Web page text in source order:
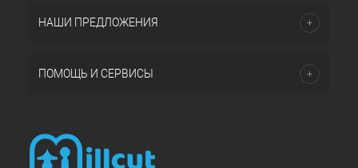
НАШИ ПРЕДЛОЖЕНИЯ
ПОМОЩЬ И СЕРВИСЫ